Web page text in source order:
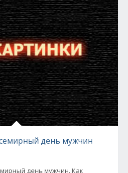
день мужчин
день мужчин. Как